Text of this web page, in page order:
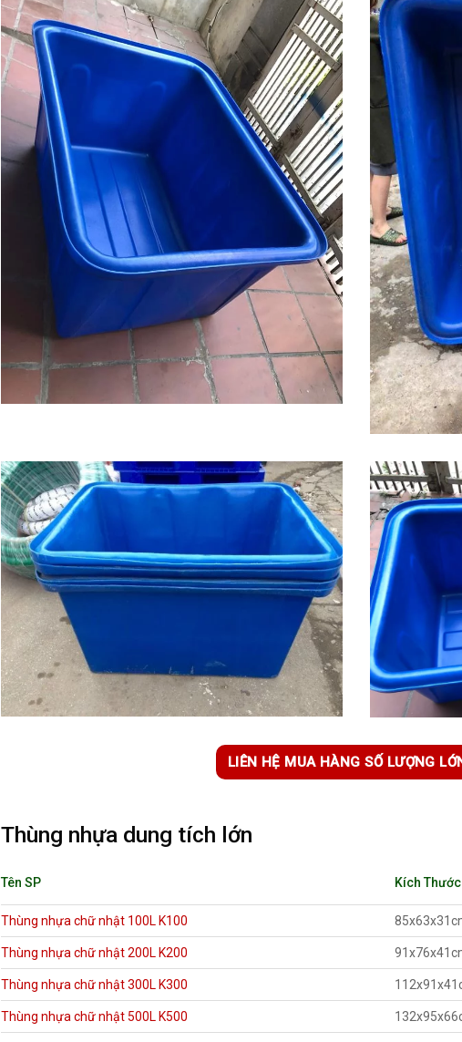
LIÊN HỆ MUA HÀNG SỐ LƯỢNG
Thùng nhựa dung tích lớn
Tên SP Kích Thước
Thùng nhựa chữ nhật 100L K100
Thùng nhựa chữ nhật 200L K200
Thùng nhựa chữ nhật 300L K300
Thùng nhựa chữ nhật 500L K500